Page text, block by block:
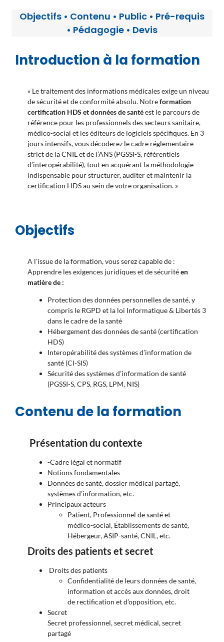
Objectifs • Contenu • Public • Pré-requis
• Pédagogie • Devis
Introduction à la formation
« Le traitement des informations médicales exige un niveau
de sécurité et de conformité absolu. Notreformation
certification HDS et données de santéest le parcours de
référence pour les professionnels des secteurs sanitaire,
médico-social et les éditeurs de logiciels spécifiques. En 3
jours intensifs, vous décoderez le cadre réglementaire
strict de la CNIL et de l’ANS (PGSSI-S, référentiels
d’interopérabilité), tout en acquérant la méthodologie
indispensable pour structurer, auditer et maintenir la
certification HDS au sein de votre organisation. »
Objectifs
A l’issue de la formation, vous serez capable de :
Apprendre les exigences juridiques et de sécuritéen
matière de :
Protection des données personnelles de santé, y
compris le RGPD et la loi Informatique & Libertés 3
dans le cadre de la santé
Hébergement des données de santé (certification
HDS)
Interopérabilité des systèmes d’information de
santé (CI-SIS)
Sécurité des systèmes d’information de santé
(PGSSI-S, CPS, RGS, LPM, NIS)
Contenu de la formation
Présentation du contexte
-Cadre légal et normatif
Notions fondamentales
Données de santé, dossier médical partagé,
systèmes d’information, etc.
Principaux acteurs
Patient, Professionnel de santé et
médico-social, Établissements de santé,
Hébergeur, ASIP-santé, CNIL, etc.
Droits des patients et secret
Droits des patients
Confidentialité de leurs données de santé,
information et accès aux données, droit
de rectification et d’opposition, etc.
Secret
Secret professionnel, secret médical, secret
partagé